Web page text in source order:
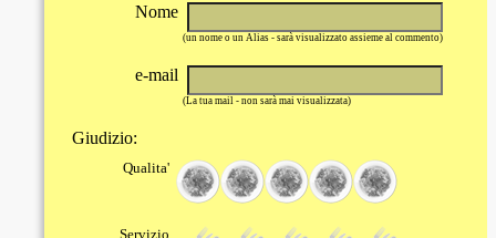
Nome
(un nome o un Alias - sarà visualizzato assieme al commento)
e-mail
(La tua mail - non sarà mai visualizzata)
Giudizio:
Qualita'
Servizio